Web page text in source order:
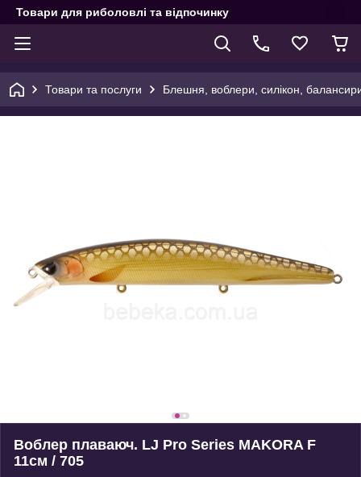
Товари для риболовлі та відпочинку
Товари та послуги Блешня, воблери, силікон,
Воблер плаваюч. LJ Pro Series MAKORA F
11см / 705